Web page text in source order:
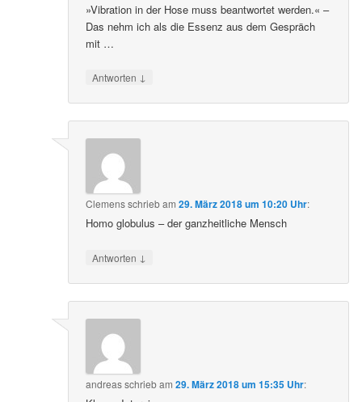
»Vibration in der Hose muss beantwortet werden.« –
Das nehm ich als die Essenz aus dem Gespräch
mit …
Antworten ↓
Clemensschriebam29. März 2018 um 10:20 Uhr:
Homo globulus – der ganzheitliche Mensch
Antworten ↓
andreasschriebam29. März 2018 um 15:35 Uhr: